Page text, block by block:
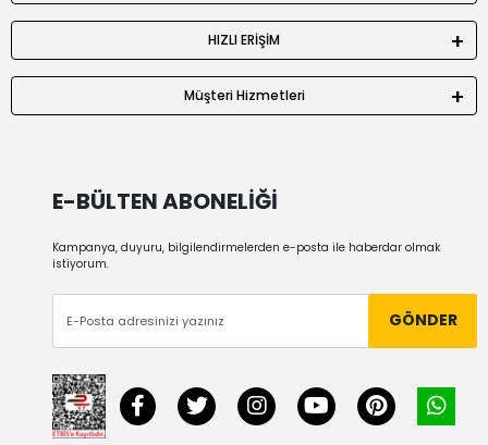
HIZLI ERİŞİM
Müşteri Hizmetleri
E-BÜLTEN ABONELİĞİ
Kampanya, duyuru, bilgilendirmelerden e-posta ile haberdar olmak
istiyorum.
GÖNDER